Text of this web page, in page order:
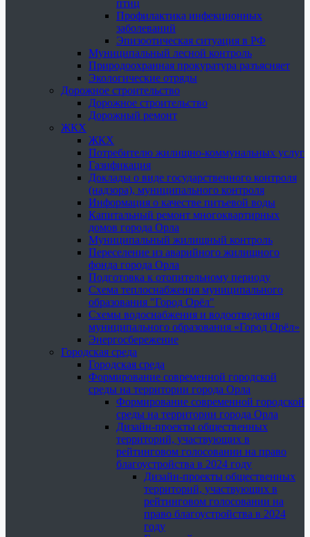
птиц
Профилактика инфекционных
заболеваний
Эпизоотическая ситуация в РФ
Муниципальный лесной контроль
Природоохранная прокуратура разъясняет
Экологические отряды
Дорожное строительство
Дорожное строительство
Дорожный ремонт
ЖКХ
ЖКХ
Потребителю жилищно-коммунальных услуг
Газификация
Доклады о виде государственного контроля
(надзора), муниципального контроля
Информация о качестве питьевой воды
Капитальный ремонт многоквартирных
домов города Орла
Муниципальный жилищный контроль
Переселение из аварийного жилищного
фонда города Орла
Подготовка к отопительному периоду
Схема теплоснабжения муниципального
образования "Город Орёл"
Схемы водоснабжения и водоотведения
муниципального образования «Город Орёл»
Энергосбережение
Городская среда
Городская среда
Формирование современной городской
среды на территории города Орла
Формирование современной городской
среды на территории города Орла
Дизайн-проекты общественных
территорий, участвующих в
рейтинговом голосовании на право
благоустройства в 2024 году
Дизайн-проекты общественных
территорий, участвующих в
рейтинговом голосовании на
право благоустройства в 2024
году